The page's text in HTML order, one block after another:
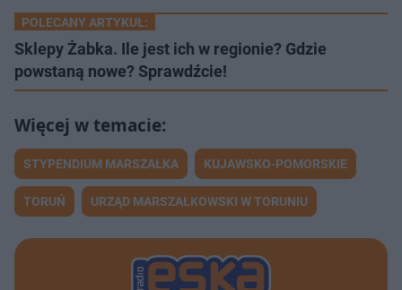
POLECANY ARTYKUŁ:
Sklepy Żabka. Ile jest ich w regionie? Gdzie
powstaną nowe? Sprawdźcie!
STYPENDIUM MARSZAŁKA KUJAWSKO-POMORSKIE
TORUŃ URZĄD MARSZAŁKOWSKI W TORUNIU